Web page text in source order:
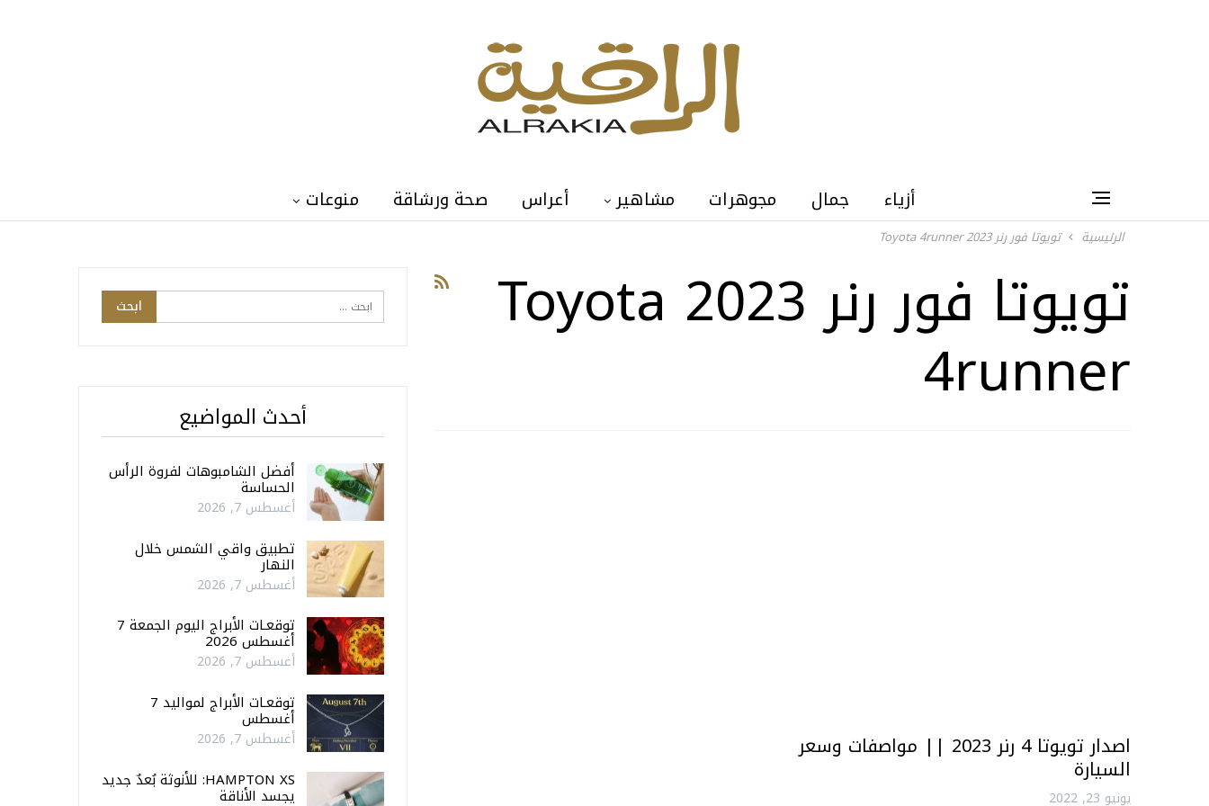
أزياء جمال مجوهرات مشاهير أعراس صحة ورشاقة منوعات
الرئيسية تويوتا فور رنر 2023 Toyota 4runner
تويوتا فور رنر 2023 Toyota
4runner
اصدار تويوتا 4 رنر 2023 || مواصفات وسعر
السيارة
يونيو 23, 2022
أحدث المواضيع
أفضل الشامبوهات لفروة الرأس
الحساسة
أغسطس 7, 2026
تطبيق واقي الشمس خلال
النهار
أغسطس 7, 2026
توقعـات الأبراج اليوم الجمعة 7
أغسطس 2026
أغسطس 7, 2026
توقعـات الأبراج لمواليد 7
أغسطس
أغسطس 7, 2026
HAMPTON XS: للأنوثة بُعدٌ جديد
يجسد الأناقة